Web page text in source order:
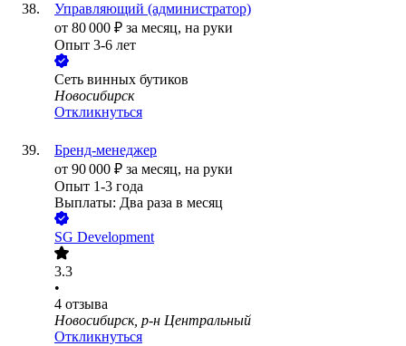
Управляющий (администратор)
от 80 000 ₽ за месяц, на руки
Опыт 3-6 лет
Сеть винных бутиков
Новосибирск
Откликнуться
Бренд-менеджер
от 90 000 ₽ за месяц, на руки
Опыт 1-3 года
Выплаты: Два раза в месяц
SG Development
3.3
•
4 отзыва
Новосибирск, р-н Центральный
Откликнуться